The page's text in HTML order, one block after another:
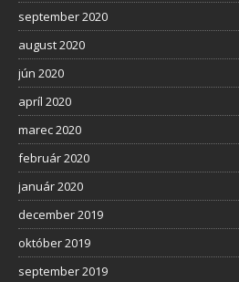
september 2020
august 2020
jún 2020
apríl 2020
marec 2020
február 2020
január 2020
december 2019
október 2019
september 2019